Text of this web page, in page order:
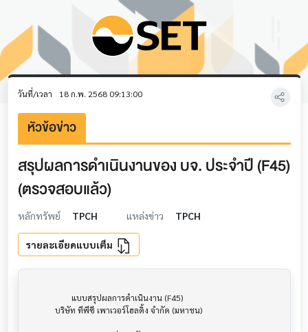
วันที่/เวลา 18 ก.พ. 2568 09:13:00
หัวข้อข่าว
สรุปผลการดำเนินงานของ บจ. ประจำปี (F45)
(ตรวจสอบแล้ว)
หลักทรัพย์ TPCH แหล่งข่าว TPCH
รายละเอียดแบบเต็ม